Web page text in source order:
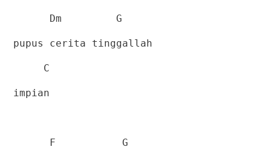
Dm G
pupus cerita tinggallah
C
impian
F G